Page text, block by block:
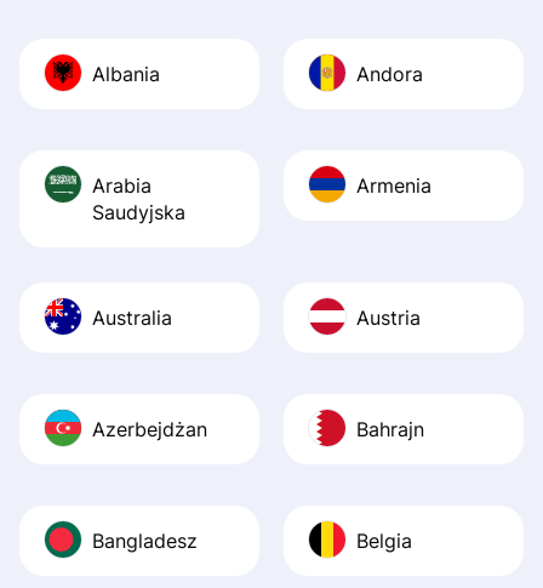
Recommend it!
Albania Andora
Arabia
Saudyjska
Armenia
Australia Austria
Azerbejdżan Bahrajn
Bangladesz Belgia